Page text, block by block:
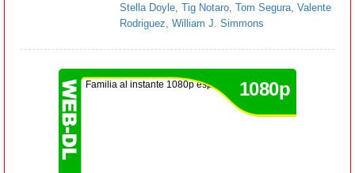
Stella Doyle Tig Notaro Tom Segura Valente
Rodriguez William J. Simmons
1080p